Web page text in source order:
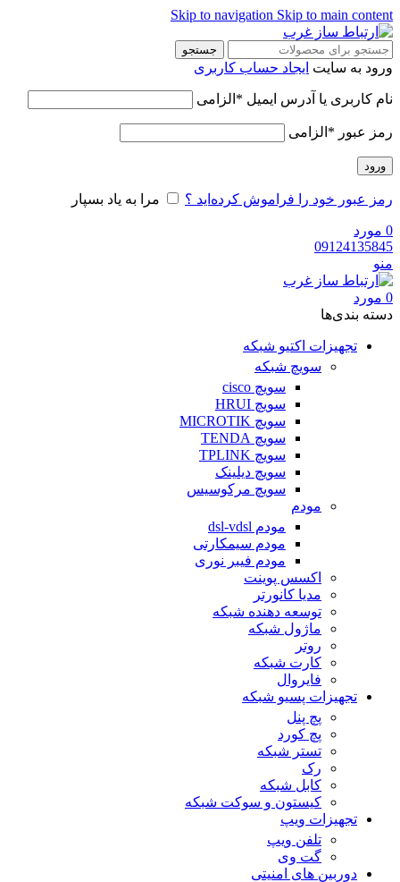
Skip to navigation Skip to main content
جستجو
ورود به سایت ایجاد حساب کاربری
نام کاربری یا آدرس ایمیل * الزامی
رمز عبور * الزامی
ورود
رمز عبور خود را فراموش کرده‌اید ؟ مرا به یاد بسپار
0 مورد
09124135845
منو
0 مورد
دسته‌ بندی‌ها
تجهیزات اکتیو شبکه
سویچ شبکه
سویچ cisco
سویچ HRUI
سویچ MICROTIK
سویچ TENDA
سویچ TPLINK
سویچ دیلینک
سویچ مرکوسیس
مودم
مودم dsl-vdsl
مودم سیمکارتی
مودم فیبر نوری
اکسس پوینت
مدیا کانورتر
توسعه دهنده شبکه
ماژول شبکه
روتر
کارت شبکه
فایروال
تجهیزات پسیو شبکه
پچ پنل
پچ کورد
تستر شبکه
رک
کابل شبکه
کیستون و سوکت شبکه
تجهیزات ویپ
تلفن ویپ
گت وی
دوربین های امنیتی